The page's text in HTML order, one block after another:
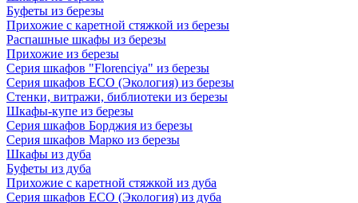
Буфеты из березы
Прихожие с каретной стяжкой из березы
Распашные шкафы из березы
Прихожие из березы
Серия шкафов "Florenciya" из березы
Серия шкафов ECO (Экология) из березы
Стенки, витражи, библиотеки из березы
Шкафы-купе из березы
Серия шкафов Борджия из березы
Серия шкафов Марко из березы
Шкафы из дуба
Буфеты из дуба
Прихожие с каретной стяжкой из дуба
Серия шкафов ECO (Экология) из дуба